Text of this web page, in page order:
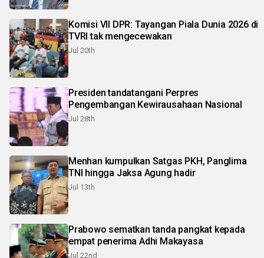
Komisi VII DPR: Tayangan Piala Dunia 2026 di
TVRI tak mengecewakan
Jul 20th
Presiden tandatangani Perpres
Pengembangan Kewirausahaan Nasional
Jul 28th
Menhan kumpulkan Satgas PKH, Panglima
TNI hingga Jaksa Agung hadir
Jul 13th
Prabowo sematkan tanda pangkat kepada
empat penerima Adhi Makayasa
Jul 22nd